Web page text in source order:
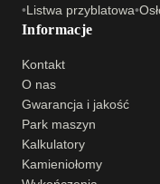
•Listwa przyblatowa•
Informacje
Kontakt
O nas
Gwarancja i jakość
Park maszyn
Kalkulatory
Kamieniołomy